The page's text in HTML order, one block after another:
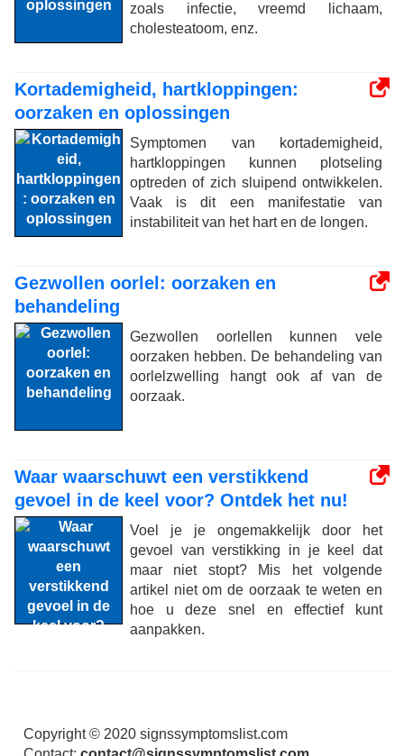
zoals infectie, vreemd lichaam,
cholesteatoom, enz.
Kortademigheid, hartkloppingen:
oorzaken en oplossingen
Symptomen van kortademigheid,
hartkloppingen kunnen plotseling
optreden of zich sluipend ontwikkelen.
Vaak is dit een manifestatie van
instabiliteit van het hart en de longen.
Gezwollen oorlel: oorzaken en
behandeling
Gezwollen oorlellen kunnen vele
oorzaken hebben. De behandeling van
oorlelzwelling hangt ook af van de
oorzaak.
Waar waarschuwt een verstikkend
gevoel in de keel voor? Ontdek het nu!
Voel je je ongemakkelijk door het
gevoel van verstikking in je keel dat
maar niet stopt? Mis het volgende
artikel niet om de oorzaak te weten en
hoe u deze snel en effectief kunt
aanpakken.
Copyright © 2020 signssymptomslist.com